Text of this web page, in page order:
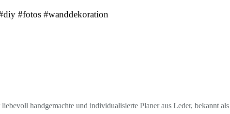
#fotos #wanddekoration
handgemachte und individualisierte Planer aus Leder, bekannt